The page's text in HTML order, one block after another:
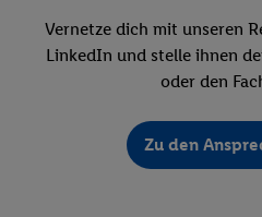
Vernetze dich mit unseren
LinkedIn und stelle ihnen
oder den
Zu den